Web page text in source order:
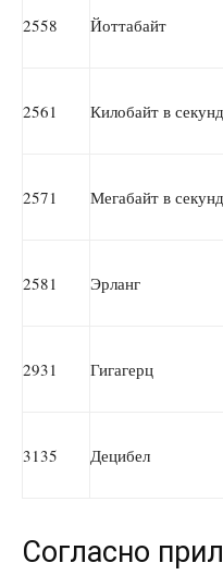
2558 Йоттабайт
2561 Килобайт в
2571 Мегабайт в
2581 Эрланг
2931 Гигагерц
3135 Децибел
Согласно